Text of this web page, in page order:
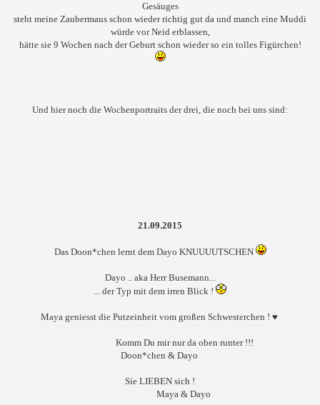
Gesäuges
steht meine Zaubermaus schon wieder richtig gut da und manch eine Muddi
würde vor Neid erblassen,
hätte sie 9 Wochen nach der Geburt schon wieder so ein tolles Figürchen!
Und hier noch die Wochenportraits der drei, die noch bei uns sind:
21.09.2015
Das Doon*chen lernt dem Dayo KNUUUUTSCHEN
Dayo .. aka Herr Busemann...
... der Typ mit dem irren Blick !
Maya geniesst die Putzeinheit vom großen Schwesterchen ! ♥
Komm Du mir nur da oben runter !!!
Doon*chen & Dayo
Sie LIEBEN sich !
Maya & Dayo